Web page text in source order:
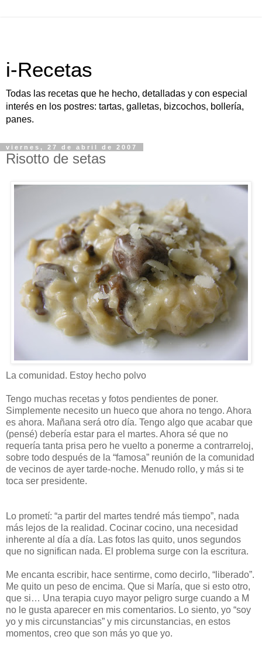
i-Recetas
Todas las recetas que he hecho, detalladas y con especial
interés en los postres: tartas, galletas, bizcochos, bollería,
panes.
viernes, 27 de abril de 2007
Risotto de setas
La comunidad. Estoy hecho polvo
Tengo muchas recetas y fotos pendientes de poner.
Simplemente necesito un hueco que ahora no tengo. Ahora
es ahora. Mañana será otro día. Tengo algo que acabar que
(pensé) debería estar para el martes. Ahora sé que no
requería tanta prisa pero he vuelto a ponerme a contrarreloj,
sobre todo después de la “famosa” reunión de la comunidad
de vecinos de ayer tarde-noche. Menudo rollo, y más si te
toca ser presidente.
Lo prometí: “a partir del martes tendré más tiempo”, nada
más lejos de la realidad. Cocinar cocino, una necesidad
inherente al día a día. Las fotos las quito, unos segundos
que no significan nada. El problema surge con la escritura.
Me encanta escribir, hace sentirme, como decirlo, “liberado”.
Me quito un peso de encima. Que si María, que si esto otro,
que si… Una terapia cuyo mayor peligro surge cuando a M
no le gusta aparecer en mis comentarios. Lo siento, yo “soy
yo y mis circunstancias” y mis circunstancias, en estos
momentos, creo que son más yo que yo.